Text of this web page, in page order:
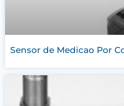
Sensor de Medicao Por